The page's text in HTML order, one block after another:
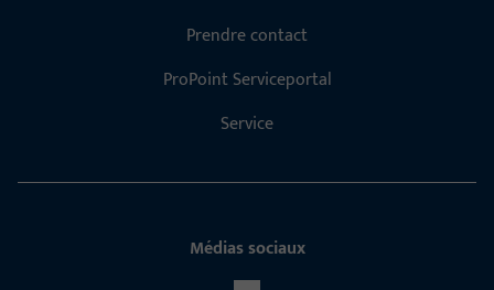
Prendre contact
ProPoint Serviceportal
Service
Médias sociaux